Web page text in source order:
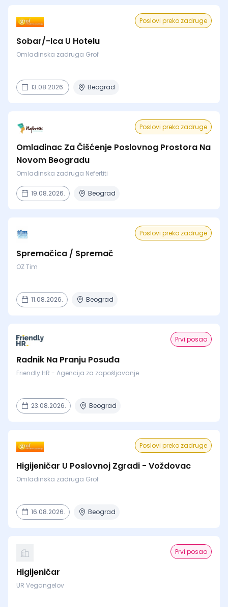
Poslovi preko zadruge
Sobar/-Ica U Hotelu
Omladinska zadruga Grof
13.08.2026. Beograd
Poslovi preko zadruge
Omladinac Za Čišćenje Poslovnog Prostora Na
Novom Beogradu
Omladinska zadruga Nefertiti
19.08.2026. Beograd
Poslovi preko zadruge
Spremačica / Spremač
OZ Tim
11.08.2026. Beograd
Prvi posao
Radnik Na Pranju Posuđa
Friendly HR - Agencija za zapošljavanje
23.08.2026. Beograd
Poslovi preko zadruge
Higijeničar U Poslovnoj Zgradi - Voždovac
Omladinska zadruga Grof
16.08.2026. Beograd
Prvi posao
Higijeničar
UR Vegangelov